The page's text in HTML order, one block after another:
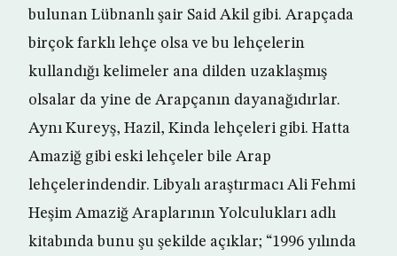
bulunan Lübnanlı şair Said Akil gibi. Arapçada
birçok farklı lehçe olsa ve bu lehçelerin
kullandığı kelimeler ana dilden uzaklaşmış
olsalar da yine de Arapçanın dayanağıdırlar.
Aynı Kureyş, Hazil, Kinda lehçeleri gibi. Hatta
Amaziğ gibi eski lehçeler bile Arap
lehçelerindendir. Libyalı araştırmacı Ali Fehmi
Heşim Amaziğ Araplarının Yolculukları adlı
kitabında bunu şu şekilde açıklar; “1996 yılında